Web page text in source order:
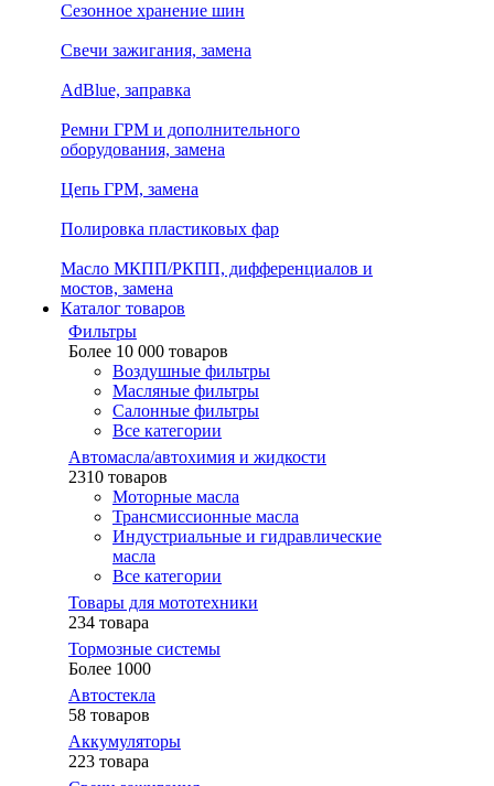
Сезонное хранение шин
Свечи зажигания, замена
AdBlue, заправка
Ремни ГРМ и дополнительного
оборудования, замена
Цепь ГРМ, замена
Полировка пластиковых фар
Масло МКПП/РКПП, дифференциалов и
мостов, замена
Каталог товаров
Фильтры
Более 10 000 товаров
Воздушные фильтры
Масляные фильтры
Салонные фильтры
Все категории
Автомасла/автохимия и жидкости
2310 товаров
Моторные масла
Трансмиссионные масла
Индустриальные и гидравлические
масла
Все категории
Товары для мототехники
234 товара
Тормозные системы
Более 1000
Автостекла
58 товаров
Аккумуляторы
223 товара